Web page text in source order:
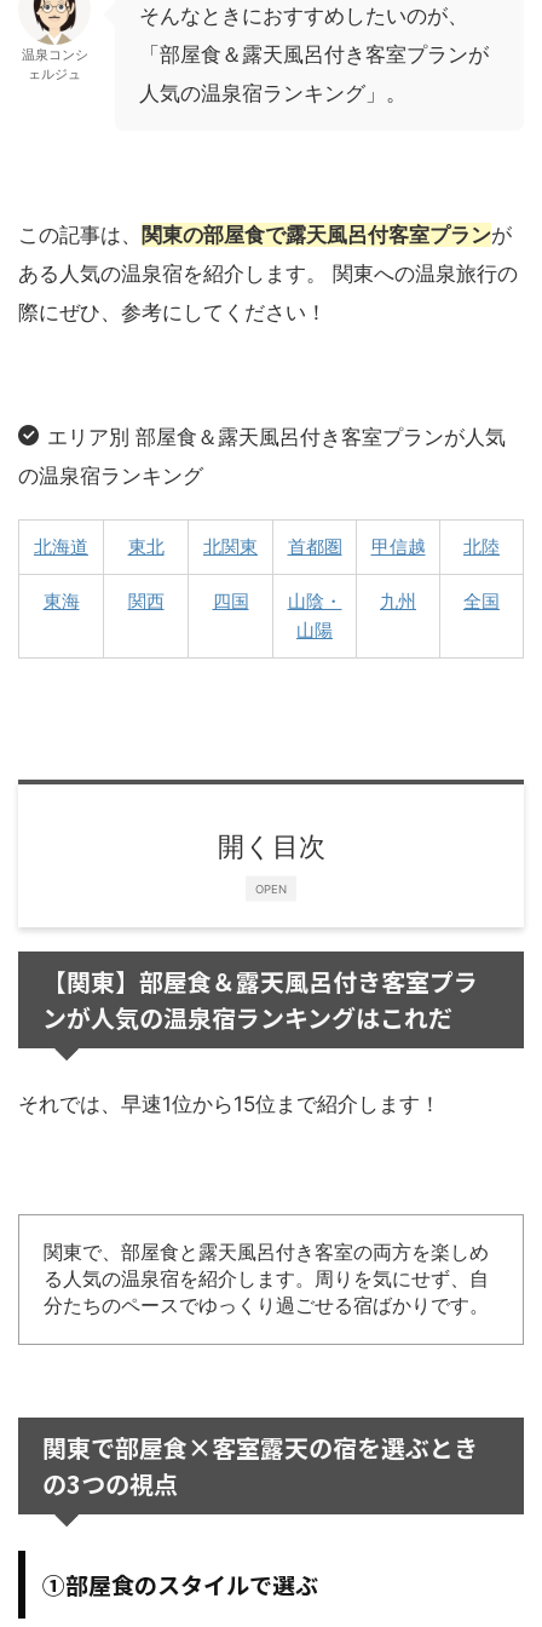
温泉コンシ
ェルジュ
そんなときにおすすめしたいのが、
「部屋食＆露天風呂付き客室プランが
人気の温泉宿ランキング」。
この記事は、 関東の部屋食で露天風呂付客室プランが
ある人気の温泉宿を紹介します。 関東への温泉旅行の
際にぜひ、参考にしてください！
エリア別 部屋食＆露天風呂付き客室プランが人気
の温泉宿ランキング
北海道 東北 北関東 首都圏 甲信越 北陸
東海 関西 四国
山陰・
山陽
九州 全国
OPEN
開く目次
【関東】部屋食＆露天風呂付き客室プラ
ンが人気の温泉宿ランキングはこれだ
それでは、早速1位から15位まで紹介します！
関東で、部屋食と露天風呂付き客室の両方を楽しめ
る人気の温泉宿を紹介します。周りを気にせず、自
分たちのペースでゆっくり過ごせる宿ばかりです。
関東で部屋食×客室露天の宿を選ぶとき
の3つの視点
①部屋食のスタイルで選ぶ